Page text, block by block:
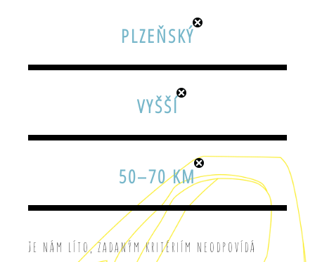
PLZEŇSKÝ
VYŠŠÍ
50–70 KM
Je nám líto, zadaným kritériím neodpovídá